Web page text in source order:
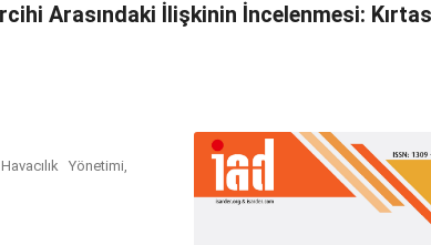
Arasındaki İlişkinin İncelenmesi:
Yönetimi,